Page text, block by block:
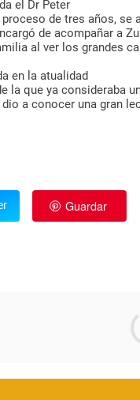
de tres años, se
de acompañar a
al ver los grandes
la que ya consideraba
a conocer una gran
Guardar